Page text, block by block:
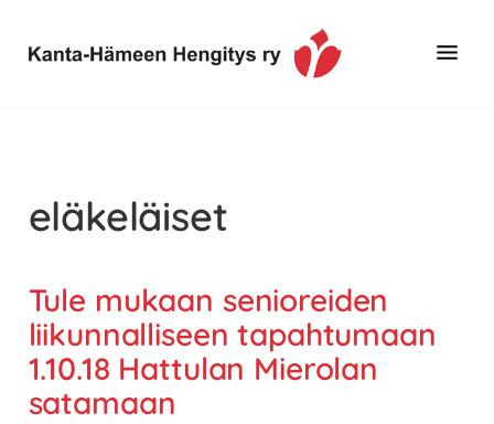
pääsisältöön
alatunnisteeseen
Hengitys
ry
erityisesti
jos
koskettaa
astma,
keuhkoahtaumatauti,uniapnea,
muut
keuhkosairaudet,
eläkeläiset
Tule mukaan senioreiden
liikunnalliseen tapahtumaan
1.10.18 Hattulan Mierolan
satamaan